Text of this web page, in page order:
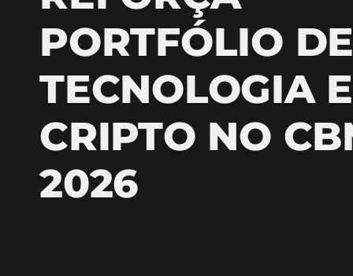
PORTFÓLIO DE
TECNOLOGIA E
CRIPTO NO
2026